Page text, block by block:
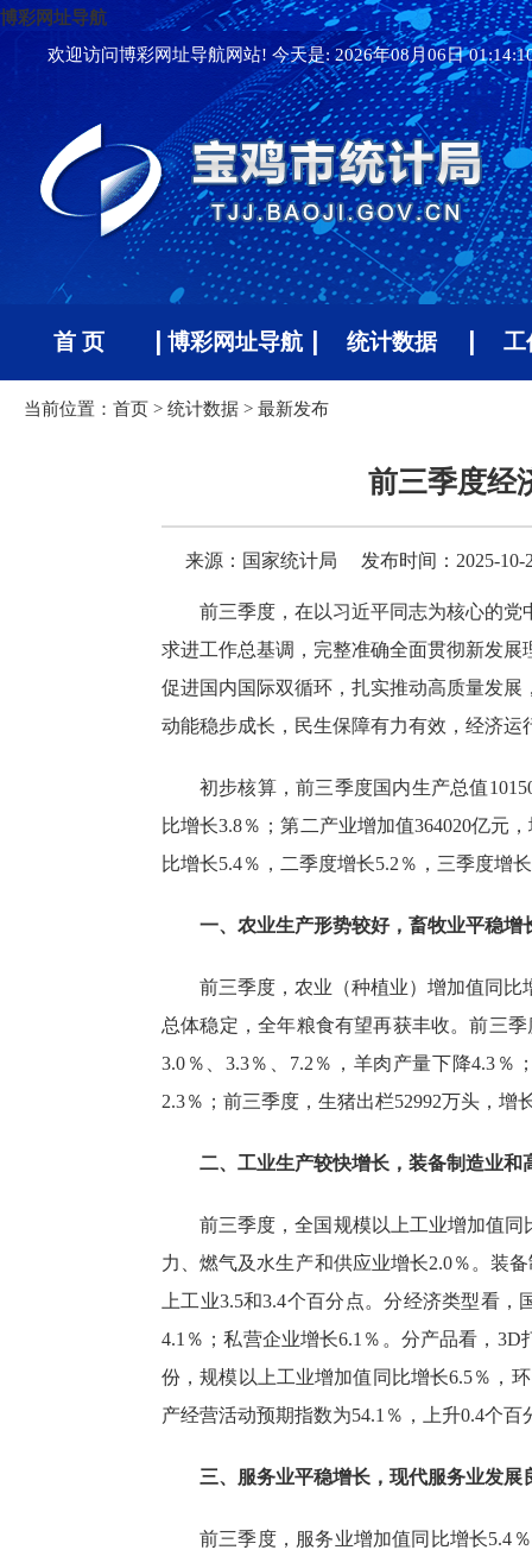
博彩网址导航
欢迎访问博彩网址导航网站! 今天是:2026年08月06日
首 页 博彩网址导航 统计数据 工
当前位置： 首页 > 统计数据 > 最新发布
前三季度经
来源：国家统计局 发布时间：2025-10-
前三季度，在以习近平同志为核心的
求进工作总基调，完整准确全面贯彻新发
促进国内国际双循环，扎实推动高质量发
动能稳步成长，民生保障有力有效，经济运
初步核算，前三季度国内生产总值
比增长3.8％ ；第二产业增加值364020亿元
比增长5.4％ ，二季度增长5.2％ ，三季度增长
一、农业生产形势较好，畜牧业平稳增
前三季度，农业（种植业）增加值同比
总体稳定，全年粮食有望再获丰收。前三
3.0％
3.3％ 7.2％ ，羊肉产量下降4.3％
2.3％ ；前三季度，生猪出栏52992万头，增
二、工业生产较快增长，装备制造业和
前三季度，全国规模以上工业增加值同
力、燃气及水生产和供应业增长2.0％ 。装
上工业3.5和3.4个百分点。分经济类型看，
4.1％ ；私营企业增长6.1％ 。分产品看， 3D
份，规模以上工业增加值同比增长6.5％ ，
产经营活动预期指数为54.1％ ，上升0.4个百
三、服务业平稳增长，现代服务业发展
前三季度，服务业增加值同比增长5.4％